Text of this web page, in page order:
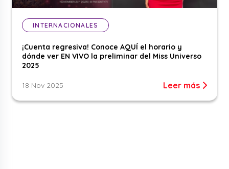
INTERNACIONALES
¡Cuenta regresiva! Conoce AQUÍ el horario y
dónde ver EN VIVO la preliminar del Miss Universo
2025
18 Nov 2025 Leer más